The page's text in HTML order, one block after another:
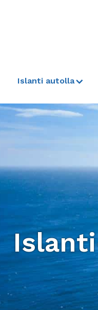
Islanti autolla